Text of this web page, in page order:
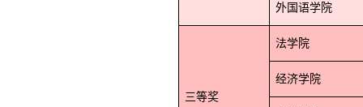
外国语学院
三等奖
法学院
经济学院